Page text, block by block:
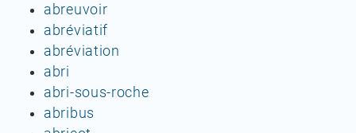
abreuvoir
abréviatif
abréviation
abri
abri-sous-roche
abribus